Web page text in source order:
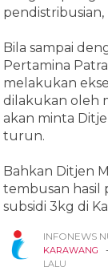
Bila sampai
Pertamina
melakukan
dilakukan oleh
akan minta
turun.
Bahkan Ditjen
tembusan hasil
subsidi 3kg di
INFONEWS
KARAWANG -
LALU